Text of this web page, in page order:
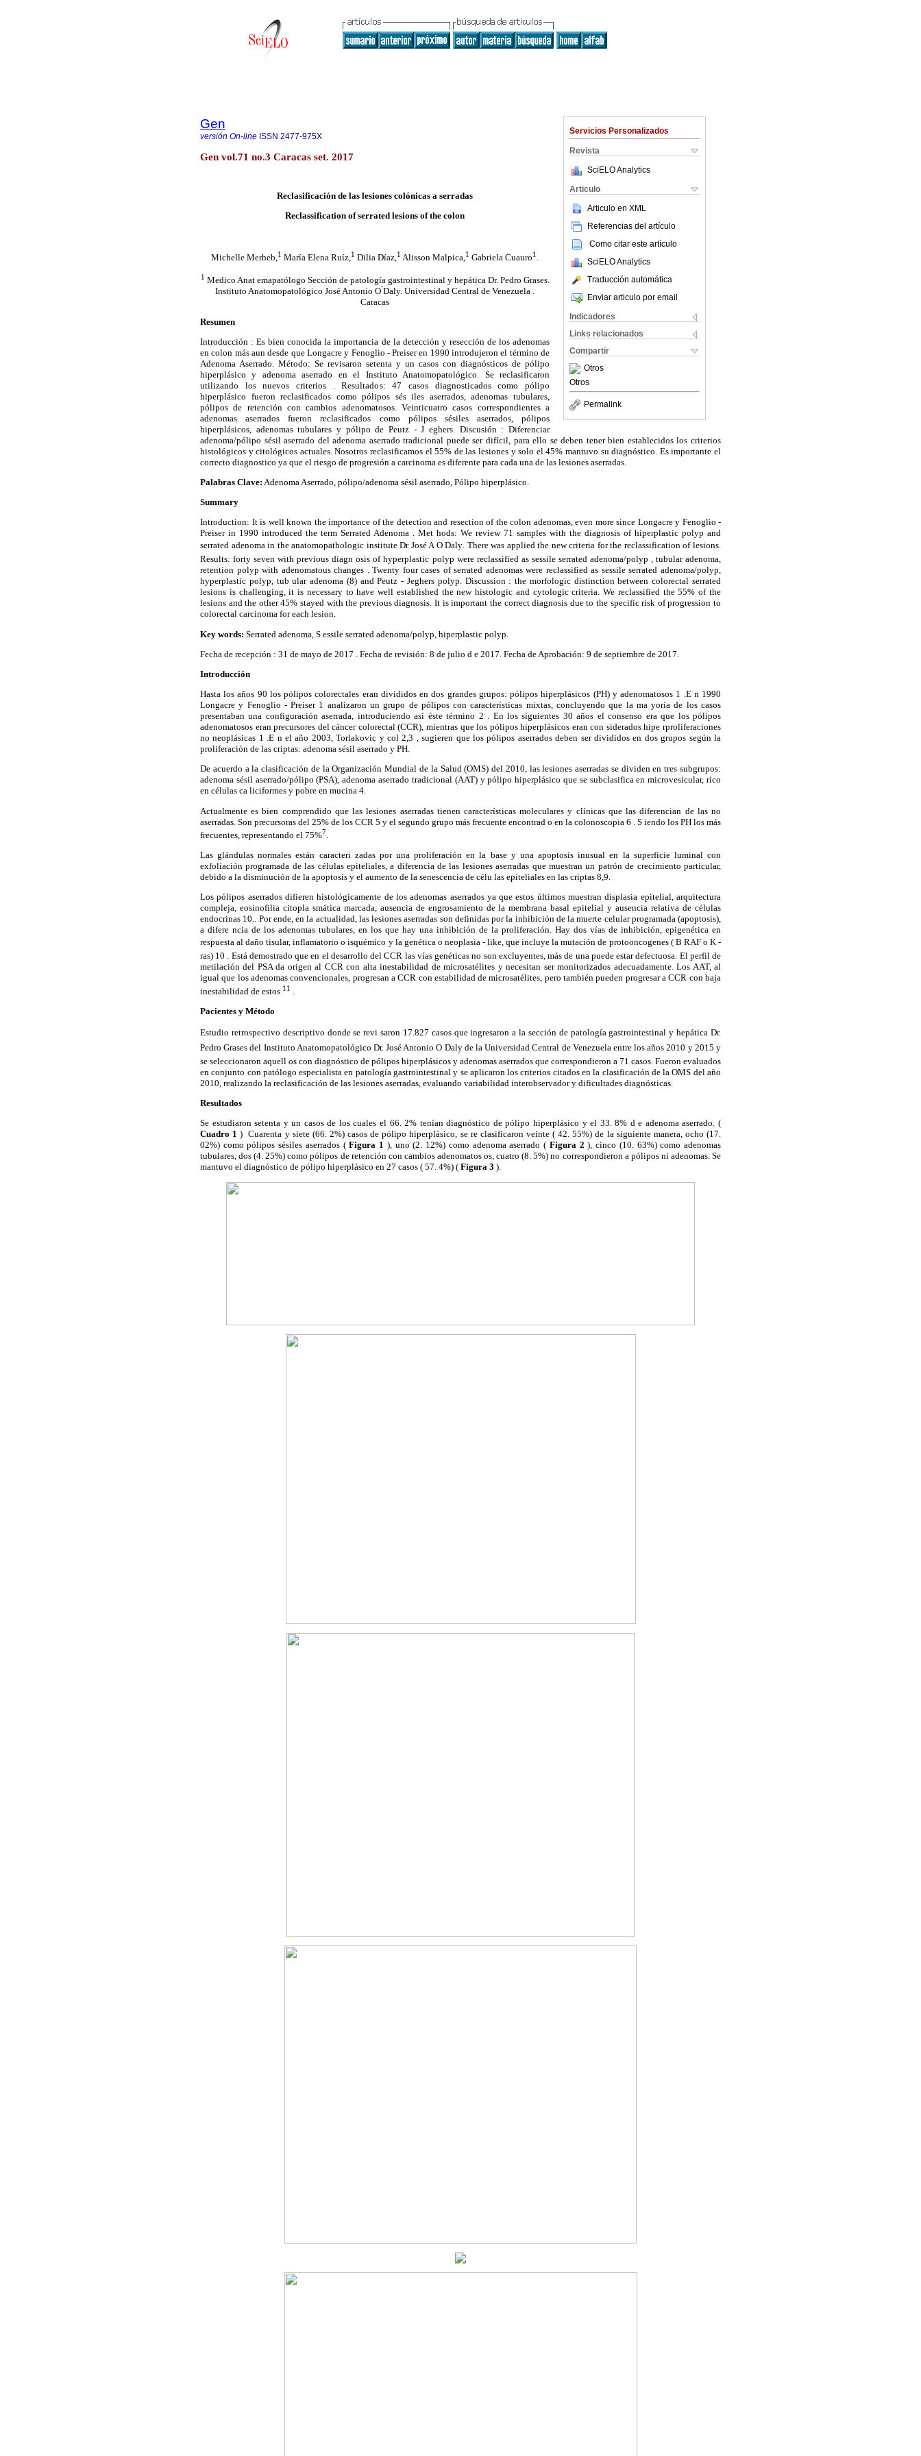
Servicios Personalizados
Revista
SciELO Analytics
Articulo
Articulo en XML
Referencias del artículo
Como citar este artículo
SciELO Analytics
Traducción automática
Enviar articulo por email
Indicadores
Links relacionados
Compartir
Otros
Otros
Permalink
Gen
versión On-line ISSN 2477-975X
Gen vol.71 no.3 Caracas set. 2017
Reclasificación de las lesiones colónicas a serradas
Reclassification of serrated lesions of the colon
Michelle Merheb, 1 María Elena Ruíz, 1 Dilia Díaz, 1 Alisson Malpica, 1 Gabriela Cuauro1
1 Medico Anat emapatólogo Sección de patología gastrointestinal y hepática Dr. Pedro Grases.
Instituto Anatomopatológico José Antonio O ́Daly. Universidad Central de Venezuela .
Caracas
Resumen
Introducción : Es bien conocida la importancia de la detección y resección de los adenomas
en colon más aun desde que Longacre y Fenoglio - Preiser en 1990 introdujeron el término de
Adenoma Aserrado. Método: Se revisaron setenta y un casos con diagnósticos de pólipo
hiperplásico y adenoma aserrado en el Instituto Anatomopatológico. Se reclasificaron
utilizando los nuevos criterios . Resultados: 47 casos diagnosticados como pólipo
hiperplásico fueron reclasificados como pólipos sés iles aserrados, adenomas tubulares,
pólipos de retención con cambios adenomatosos. Veinticuatro casos correspondientes a
adenomas aserrados fueron reclasificados como pólipos sésiles aserrados, pólipos
hiperplásicos, adenomas tubulares y pólipo de Peutz - J eghers. Discusión : Diferenciar
adenoma/pólipo sésil aserrado del adenoma aserrado tradicional puede ser difícil, para ello se deben tener bien establecidos los criterios
histológicos y citológicos actuales. Nosotros reclasificamos el 55% de las lesiones y solo el 45% mantuvo su diagnóstico. Es importante el
correcto diagnostico ya que el riesgo de progresión a carcinoma es diferente para cada una de las lesiones aserradas.
Palabras Clave: Adenoma Aserrado, pólipo/adenoma sésil aserrado, Pólipo hiperplásico.
Summary
Introduction: It is well known the importance of the detection and resection of the colon adenomas, even more since Longacre y Fenoglio -
Preiser in 1990 introduced the term Serrated Adenoma . Met hods: We review 71 samples with the diagnosis of hiperplastic polyp and
serrated adenoma in the anatomopathologic institute Dr José A O Daly. There was applied the new criteria for the reclassification of lesions.
Results: forty seven with previous diagn osis of hyperplastic polyp were reclassified as sessile serrated adenoma/polyp , tubular adenoma,
retention polyp with adenomatous changes . Twenty four cases of serrated adenomas were reclassified as sessile serrated adenoma/polyp,
hyperplastic polyp, tub ular adenoma (8) and Peutz - Jeghers polyp. Discussion : the morfologic distinction between colorectal serrated
lesions is challenging, it is necessary to have well established the new histologic and cytologic criteria. We reclassified the 55% of the
lesions and the other 45% stayed with the previous diagnosis. It is important the correct diagnosis due to the specific risk of progression to
colorectal carcinoma for each lesion.
Key words: Serrated adenoma, S essile serrated adenoma/polyp, hiperplastic polyp.
Fecha de recepción : 31 de mayo de 2017 . Fecha de revisión: 8 de julio d e 2017. Fecha de Aprobación: 9 de septiembre de 2017.
Introducción
Hasta los años 90 los pólipos colorectales eran divididos en dos grandes grupos: pólipos hiperplásicos (PH) y adenomatosos 1 .E n 1990
Longacre y Fenoglio - Preiser 1 analizaron un grupo de pólipos con características mixtas, concluyendo que la ma yoría de los casos
presentaban una configuración aserrada, introduciendo así éste término 2 . En los siguientes 30 años el consenso era que los pólipos
adenomatosos eran precursores del cáncer colorectal (CCR), mientras que los pólipos hiperplásicos eran con siderados hipe rproliferaciones
no neoplásicas 1 .E n el año 2003, Torlakovic y col 2,3 , sugieren que los pólipos aserrados deben ser divididos en dos grupos según la
proliferación de las criptas: adenoma sésil aserrado y PH.
De acuerdo a la clasificación de la Organización Mundial de la Salud (OMS) del 2010, las lesiones aserradas se dividen en tres subgrupos:
adenoma sésil aserrado/pólipo (PSA), adenoma aserrado tradicional (AAT) y pólipo hiperplásico que se subclasifica en microvesicular, rico
en células ca liciformes y pobre en mucina 4.
Actualmente es bien comprendido que las lesiones aserradas tienen características moleculares y clínicas que las diferencian de las no
aserradas. Son precursoras del 25% de los CCR 5 y el segundo grupo más frecuente encontrad o en la colonoscopia 6 . S iendo los PH los más
frecuentes, representando el 75%7
Las glándulas normales están caracteri zadas por una proliferación en la base y una apoptosis inusual en la superficie luminal con
exfoliación programada de las células epiteliales, a diferencia de las lesiones aserradas que muestran un patrón de crecimiento particular,
debido a la disminución de la apoptosis y el aumento de la senescencia de célu las epiteliales en las criptas 8,9.
Los pólipos aserrados difieren histológicamente de los adenomas aserrados ya que estos últimos muestran displasia epitelial, arquitectura
compleja, eosinofilia citopla smática marcada, ausencia de engrosamiento de la membrana basal epitelial y ausencia relativa de células
endocrinas 10.. Por ende, en la actualidad, las lesiones aserradas son definidas por la inhibición de la muerte celular programada (apoptosis),
a difere ncia de los adenomas tubulares, en los que hay una inhibición de la proliferación. Hay dos vías de inhibición, epigenética en
respuesta al daño tisular, inflamatorio o isquémico y la genética o neoplasia - like, que incluye la mutación de protooncogenes ( B RAF o K -
ras) 10 . Está demostrado que en el desarrollo del CCR las vías genéticas no son excluyentes, más de una puede estar defectuosa. El perfil de
metilación del PSA da origen al CCR con alta inestabilidad de microsatélites y necesitan ser monitorizados adecuadamente. Los AAT, al
igual que los adenomas convencionales, progresan a CCR con estabilidad de microsatélites, pero también pueden progresar a CCR con baja
inestabilidad de estos 11
Pacientes y Método
Estudio retrospectivo descriptivo donde se revi saron 17.827 casos que ingresaron a la sección de patología gastrointestinal y hepática Dr.
Pedro Grases del Instituto Anatomopatológico Dr. José Antonio O Daly de la Universidad Central de Venezuela entre los años 2010 y 2015 y
se seleccionaron aquell os con diagnóstico de pólipos hiperplásicos y adenomas aserrados que correspondieron a 71 casos. Fueron evaluados
en conjunto con patólogo especialista en patología gastrointestinal y se aplicaron los criterios citados en la clasificación de la OMS del año
2010, realizando la reclasificación de las lesiones aserradas, evaluando variabilidad interobservador y dificultades diagnósticas.
Resultados
Se estudiaron setenta y un casos de los cuales el 66. 2% tenían diagnóstico de pólipo hiperplásico y el 33. 8% d e adenoma aserrado. (
Cuadro 1 ) Cuarenta y siete (66. 2%) casos de pólipo hiperplásico, se re clasificaron veinte ( 42. 55%) de la siguiente manera, ocho (17.
02%) como pólipos sésiles aserrados (Figura 1 ), uno (2. 12%) como adenoma aserrado ( Figura 2 ), cinco (10. 63%) como adenomas
tubulares, dos (4. 25%) como pólipos de retención con cambios adenomatos os, cuatro (8. 5%) no correspondieron a pólipos ni adenomas. Se
mantuvo el diagnóstico de pólipo hiperplásico en 27 casos ( 57. 4%) ( Figura 3 ).